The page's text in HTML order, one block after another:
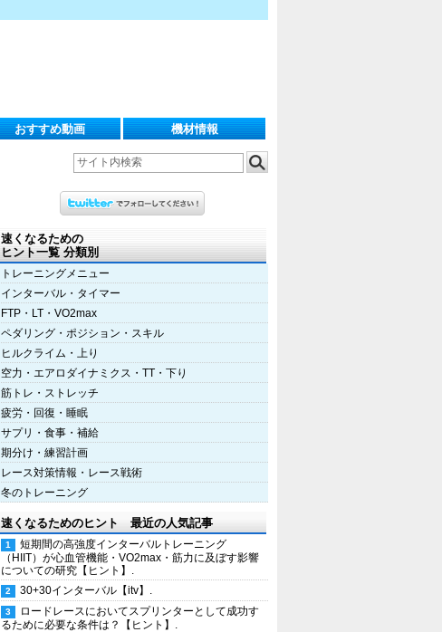
おすすめ動画 機材情報
速くなるための
ヒント一覧 分類別
トレーニングメニュー
インターバル・タイマー
FTP・LT・VO2max
ペダリング・ポジション・スキル
ヒルクライム・上り
空力・エアロダイナミクス・TT・下り
筋トレ・ストレッチ
疲労・回復・睡眠
サプリ・食事・補給
期分け・練習計画
レース対策情報・レース戦術
冬のトレーニング
速くなるためのヒント 最近の人気記事
短期間の高強度インターバルトレーニング
（HIIT）が心血管機能・VO2max・筋力に及ぼす影響
についての研究【ヒント】.
30+30インターバル【itv】.
ロードレースにおいてスプリンターとして成功す
るために必要な条件は？【ヒント】.